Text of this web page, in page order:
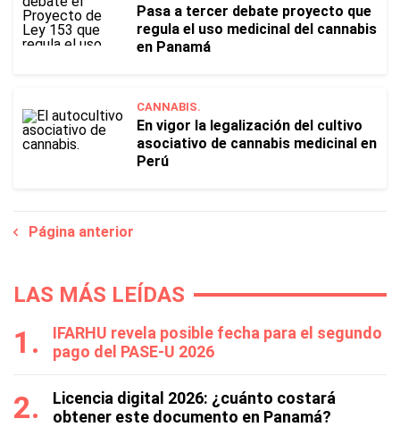
Pasa a tercer debate proyecto que
regula el uso medicinal del cannabis
en Panamá
CANNABIS.
En vigor la legalización del cultivo
asociativo de cannabis medicinal en
Perú
Página anterior
LAS MÁS LEÍDAS
IFARHU revela posible fecha para el segundo
pago del PASE-U 2026
Licencia digital 2026: ¿cuánto costará
obtener este documento en Panamá?